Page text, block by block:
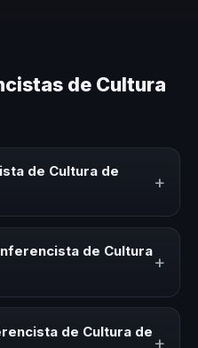
de Cultura
de Cultura de
+
y experiencias
convenciones
reflexión, inspiración
la audiencia.
de Cultura
+
anuales,
de integración o
de Cultura de
+